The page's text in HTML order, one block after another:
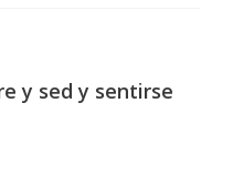
y sed y sentirse